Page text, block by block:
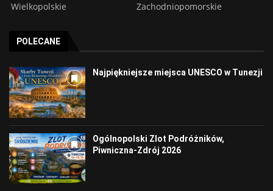
Wielkopolskie Zachodniopomorskie
POLECANE
Najpiękniejsze miejsca UNESCO w Tunezji
Ogólnopolski Zlot Podróżników,
Piwniczna-Zdrój 2026